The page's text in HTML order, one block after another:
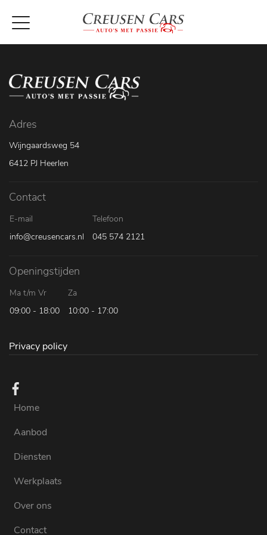
Adres
Wijngaardsweg 54
6412 PJ Heerlen
Contact
E-mail
info@creusencars.nl
Telefoon
045 574 2121
Openingstijden
Ma t/m Vr
09:00 - 18:00
Za
10:00 - 17:00
Privacy policy
Home
Aanbod
Diensten
Werkplaats
Over ons
Contact